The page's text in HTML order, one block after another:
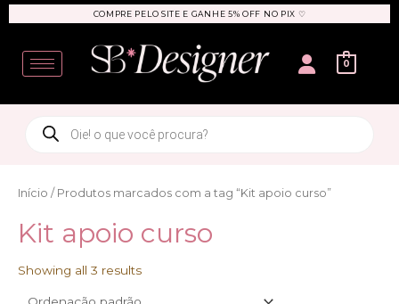
conteúdo
COMPRE PELO SITE E GANHE 5% OFF NO PIX ♡
User
0
search
Início / Produtos marcados com a tag “Kit apoio curso”
Kit apoio curso
Showing all 3 results